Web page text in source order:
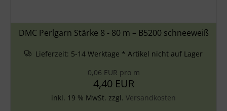
DMC Perlgarn Stärke 8 - 80 m – B5200 schneeweiß
Lieferzeit: 5-14 Werktage * Artikel nicht auf Lager
0,06 EUR pro m
4,40 EUR
inkl. 19 % MwSt. zzgl. Versandkosten